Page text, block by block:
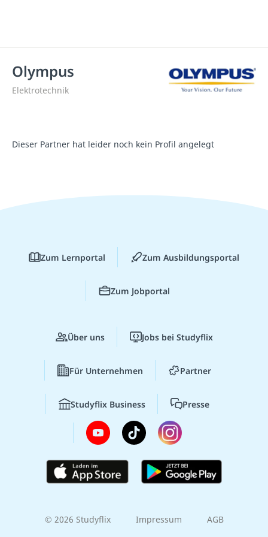
Olympus
Elektrotechnik
Dieser Partner hat leider noch kein Profil angelegt
Zum Lernportal Zum Ausbildungsportal
Zum Jobportal
Über uns Jobs bei Studyflix
Für Unternehmen Partner
Studyflix Business Presse
© 2026 Studyflix Impressum AGB